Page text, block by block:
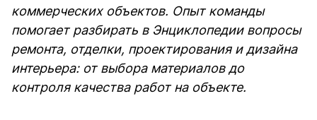
коммерческих объектов. Опыт команды
помогает разбирать в Энциклопедии вопросы
ремонта, отделки, проектирования и дизайна
интерьера: от выбора материалов до
контроля качества работ на объекте.